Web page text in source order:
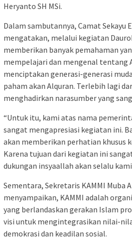
Heryanto SH MSi.
Dalam sambutannya, Camat Sekayu
mengatakan, melalui kegiatan
memberikan banyak pemahaman
mempelajari dan mengenal tentang
menciptakan generasi-generasi
paham akan Alquran. Terlebih lagi
menghadirkan narasumber yang
“Untuk itu, kami atas nama
sangat mengapresiasi kegiatan ini.
akan memberikan perhatian khusus
Karena tujuan dari kegiatan ini
dukungan insyaallah akan selalu
Sementara, Sekretaris KAMMI Muba
menyampaikan, KAMMI adalah
yang berlandaskan gerakan Islam
visi untuk mengintegrasikan nilai-
demokrasi dan keadilan sosial.